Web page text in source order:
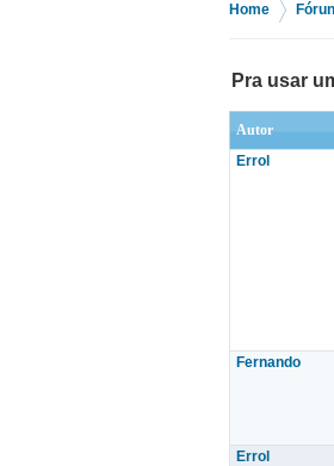
Home
Pra usar
Autor
Errol
Fernando
Errol